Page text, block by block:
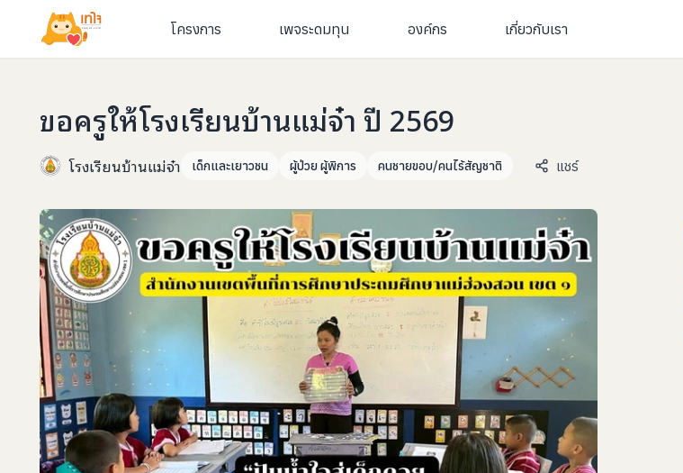
โครงการ เพจระดมทุน องค์กร เกี่ยวกับเรา
ขอครูให้โรงเรียนบ้านแม่จ๋า ปี 2569
โรงเรียนบ้านแม่จ๋า เด็กและเยาวชน ผู้ป่วย ผู้พิการ คนชายขอบ/คนไร้สัญชาติ แชร์